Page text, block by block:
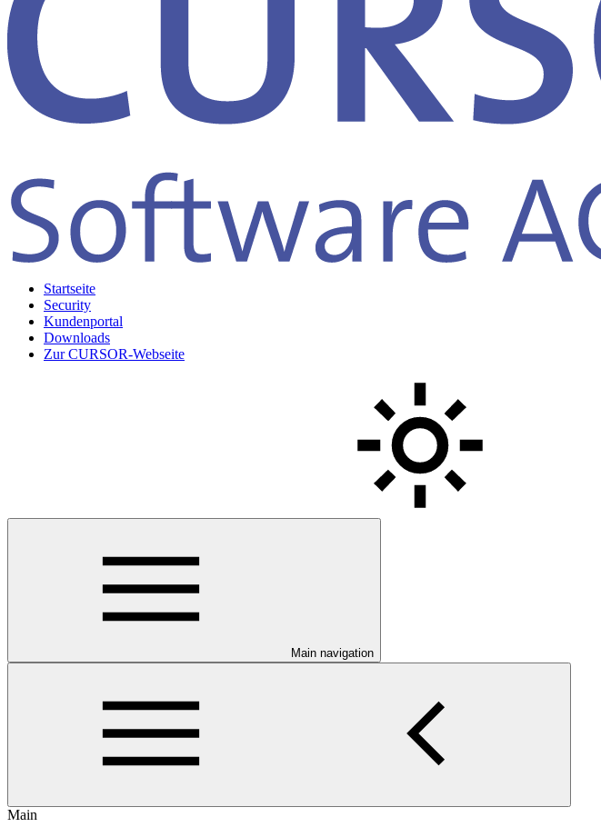
Startseite
Security
Kundenportal
Downloads
Zur CURSOR-Webseite
Main navigation
Main